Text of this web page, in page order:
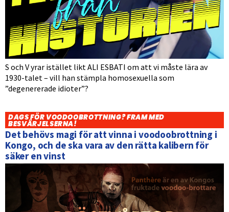
S och V yrar istället likt ALI ESBATI om att vi måste lära av
1930-talet – vill han stämpla homosexuella som
”degenererade idioter”?
DAGS FÖR VOODOOBROTTNING? FRAM MED
BESVÄRJELSERNA!
Det behövs magi för att vinna i voodoobrottning i
Kongo, och de ska vara av den rätta kalibern för
säker en vinst